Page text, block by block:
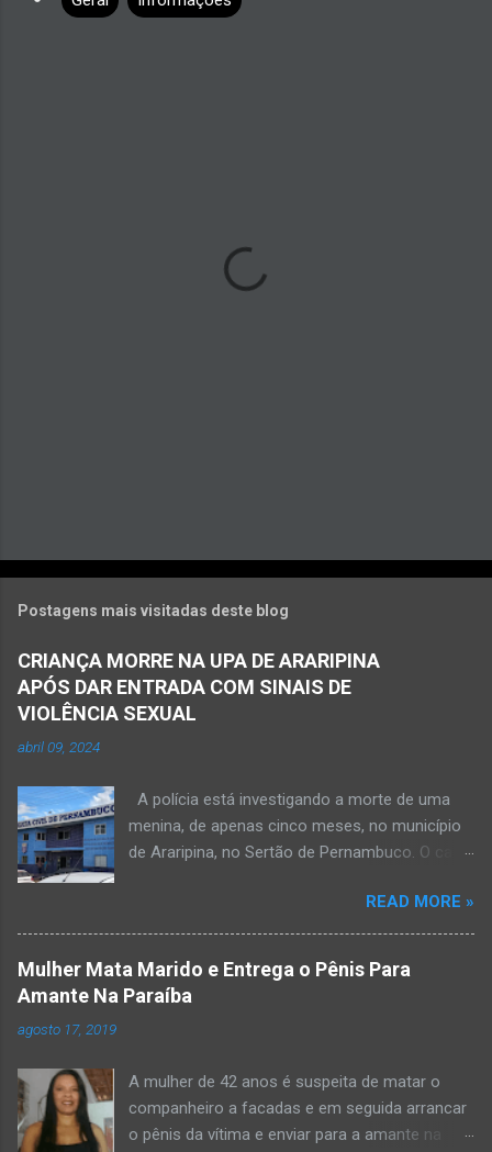
Postagens mais visitadas deste blog
CRIANÇA MORRE NA UPA DE ARARIPINA
APÓS DAR ENTRADA COM SINAIS DE
VIOLÊNCIA SEXUAL
abril 09, 2024
A polícia está investigando a morte de uma
menina, de apenas cinco meses, no município
de Araripina, no Sertão de Pernambuco. O caso
morte a esclarecer”. A PM diz que, na segunda-
feira (8), foi acionada para verificar uma
possível ocorrência de estupro de vulnerável,
na UPA da cidade, mas ao chegar ao local a
vítima estava com um quadro de desidratação
e desnutrição, além de apresentar ruptura anal
e vaginal. Os pais informaram que a criança
READ MORE »
Mulher Mata Marido e Entrega o Pênis Para
Amante Na Paraíba
agosto 17, 2019
A mulher de 42 anos é suspeita de matar o
companheiro a facadas e em seguida arrancar
o pênis da vítima e enviar para a amante na